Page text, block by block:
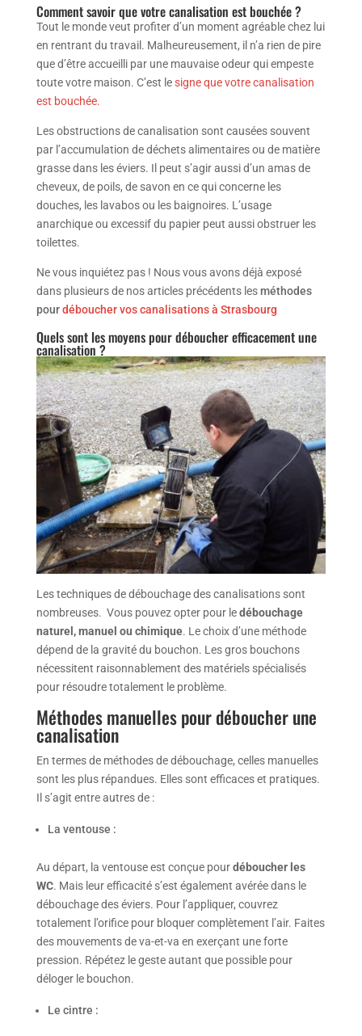
Comment savoir que votre canalisation est bouchée ?
Tout le monde veut profiter d’un moment agréable chez lui
en rentrant du travail. Malheureusement, il n’a rien de pire
que d’être accueilli par une mauvaise odeur qui empeste
toute votre maison. C’est lesigne que votre canalisation
est bouchée.
Les obstructions de canalisation sont causées souvent
par l’accumulation de déchets alimentaires ou de matière
grasse dans les éviers. Il peut s’agir aussi d’un amas de
cheveux, de poils, de savon en ce qui concerne les
douches, les lavabos ou les baignoires. L’usage
anarchique ou excessif du papier peut aussi obstruer les
toilettes.
Ne vous inquiétez pas ! Nous vous avons déjà exposé
dans plusieurs de nos articles précédents lesméthodes
pourdéboucher vos canalisations à Strasbourg
Quels sont les moyens pour déboucher efficacement une
canalisation ?
Les techniques de débouchage des canalisations sont
nombreuses. Vous pouvez opter pour ledébouchage
naturel, manuel ou chimique. Le choix d’une méthode
dépend de la gravité du bouchon. Les gros bouchons
nécessitent raisonnablement des matériels spécialisés
pour résoudre totalement le problème.
Méthodes manuelles pour déboucher une
canalisation
En termes de méthodes de débouchage, celles manuelles
sont les plus répandues. Elles sont efficaces et pratiques.
Il s’agit entre autres de :
La ventouse :
Au départ, la ventouse est conçue pourdéboucher les
WC. Mais leur efficacité s’est également avérée dans le
débouchage des éviers. Pour l’appliquer, couvrez
totalement l’orifice pour bloquer complètement l’air. Faites
des mouvements de va-et-va en exerçant une forte
pression. Répétez le geste autant que possible pour
déloger le bouchon.
Le cintre :